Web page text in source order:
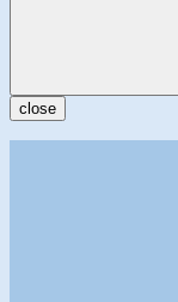
close